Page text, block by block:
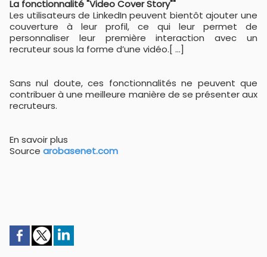
La fonctionnalité "Video Cover Story""
Les utilisateurs de LinkedIn peuvent bientôt ajouter une
couverture à leur profil, ce qui leur permet de
personnaliser leur première interaction avec un
recruteur sous la forme d’une vidéo.[ ...]
Sans nul doute, ces fonctionnalités ne peuvent que
contribuer à une meilleure manière de se présenter aux
recruteurs.
En savoir plus
Source arobasenet.com